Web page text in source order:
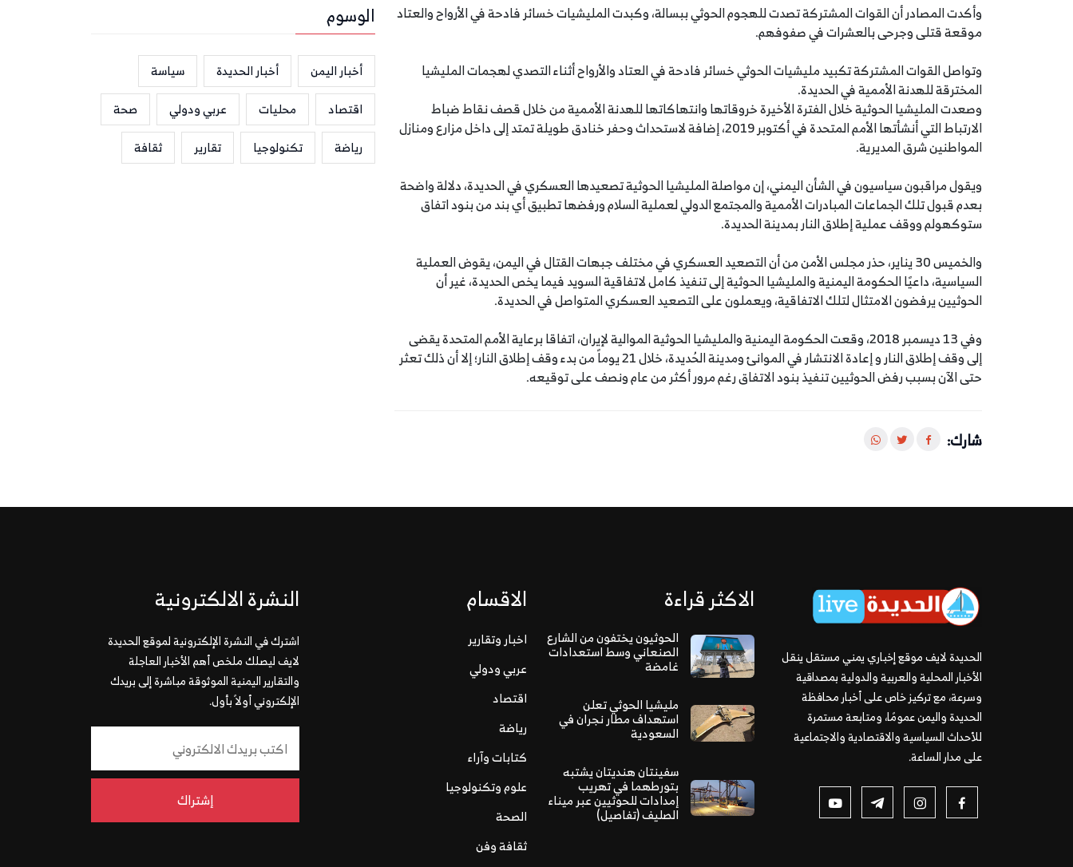
وأكدت المصادر أن القوات المشتركة تصدت للهجوم الحوثي ببسالة، وكبدت المليشيات خسائر فادحة في الأرواح والعتاد
موقعة قتلى وجرحى بالعشرات في صفوفهم.
وتواصل القوات المشتركة تكبيد مليشيات الحوثي خسائر فادحة في العتاد والأرواح أثناء التصدي لهجمات المليشيا
المخترقة للهدنة الأممية في الحديدة.
وصعدت المليشيا الحوثية خلال الفترة الأخيرة خروقاتها وانتهاكاتها للهدنة الأممية من خلال قصف نقاط ضباط
الارتباط التي أنشأتها الأمم المتحدة في أكتوبر 2019، إضافة لاستحداث وحفر خنادق طويلة تمتد إلى داخل مزارع ومنازل
المواطنين شرق المديرية.
ويقول مراقبون سياسيون في الشأن اليمني، إن مواصلة المليشيا الحوثية تصعيدها العسكري في الحديدة، دلالة واضحة
بعدم قبول تلك الجماعات المبادرات الأممية والمجتمع الدولي لعملية السلام ورفضها تطبيق أي بند من بنود اتفاق
ستوكهولم ووقف عملية إطلاق النار بمدينة الحديدة.
والخميس 30 يناير، حذر مجلس الأمن من أن التصعيد العسكري في مختلف جبهات القتال في اليمن، يقوض العملية
السياسية، داعيًا الحكومة اليمنية والمليشيا الحوثية إلى تنفيذ كامل لاتفاقية السويد فيما يخص الحديدة، غير أن
الحوثيين يرفضون الامتثال لتلك الاتفاقية، ويعملون على التصعيد العسكري المتواصل في الحديدة.
وفي 13 ديسمبر 2018، وقعت الحكومة اليمنية والمليشيا الحوثية الموالية لإيران، اتفاقا برعاية الأمم المتحدة يقضى
إلى وقف إطلاق النار و إعادة الانتشار في الموانئ ومدينة الحُديدة، خلال 21 يوماً من بدء وقف إطلاق النار؛ إلا أن ذلك تعثر
حتى الآن بسبب رفض الحوثيين تنفيذ بنود الاتفاق رغم مرور أكثر من عام ونصف على توقيعه.
شارك:
الوسوم
أخبار اليمن أخبار الحديدة
سياسة
اقتصاد
محليات عربي ودولي
صحة
رياضة
تكنولوجيا تقارير ثقافة
الحديدة لايف موقع إخباري يمني مستقل ينقل
الأخبار المحلية والعربية والدولية بمصداقية
وسرعة، مع تركيز خاص على أخبار محافظة
الحديدة واليمن عمومًا، ومتابعة مستمرة
للأحداث السياسية والاقتصادية والاجتماعية
على مدار الساعة.
الاكثر قراءة
الحوثيون يختفون من الشارع
الصنعاني وسط استعدادات
غامضة
مليشيا الحوثي تعلن
استهداف مطار نجران في
السعودية
سفينتان هنديتان يشتبه
بتورطهما في تهريب
إمدادات للحوثيين عبر ميناء
الصليف (تفاصيل)
الاقسام
اخبار وتقارير
عربي ودولي
اقتصاد
رياضة
كتابات وآراء
علوم وتكنولوجيا
الصحة
ثقافة وفن
النشرة الالكترونية
اشترك في النشرة الإلكترونية لموقع الحديدة
لايف ليصلك ملخص أهم الأخبار العاجلة
والتقارير اليمنية الموثوقة مباشرة إلى بريدك
الإلكتروني أولاً بأول.
إشتراك